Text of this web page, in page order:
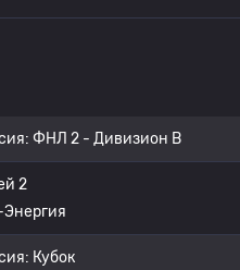
ФНЛ 2 - Дивизион B
2
Кубок